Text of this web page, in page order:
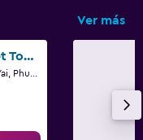
Ver más
The Tint at Phuket Town Hotel (SHA Plus+)